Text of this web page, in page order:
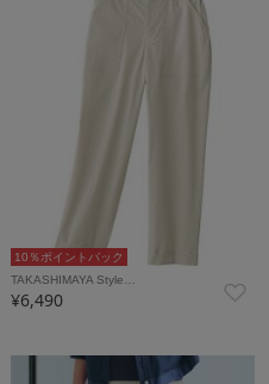
10％ポイントバック
TAKASHIMAYA Style…
¥6,490